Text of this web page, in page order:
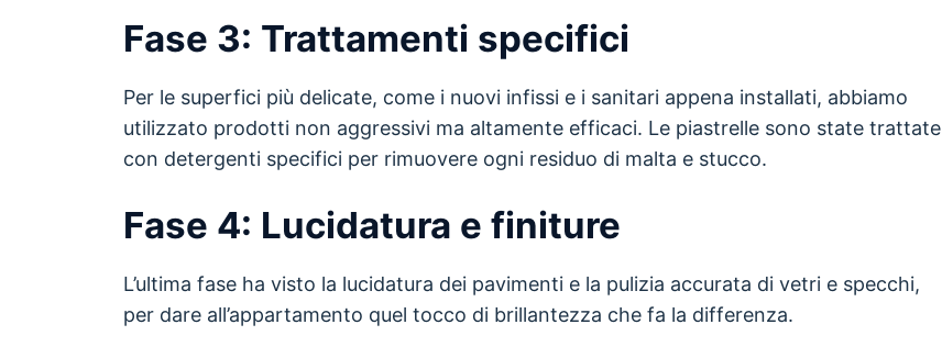
Fase 3: Trattamenti specifici
Per le superfici più delicate, come i nuovi infissi e i sanitari appena installati, abbiamo
utilizzato prodotti non aggressivi ma altamente efficaci. Le piastrelle sono state trattate
con detergenti specifici per rimuovere ogni residuo di malta e stucco.
Fase 4: Lucidatura e finiture
L’ultima fase ha visto la lucidatura dei pavimenti e la pulizia accurata di vetri e specchi,
per dare all’appartamento quel tocco di brillantezza che fa la differenza.